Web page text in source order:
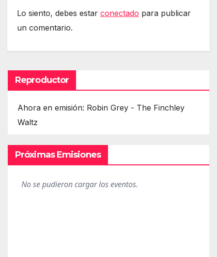
Lo siento, debes estar conectado para publicar
un comentario.
Reproductor
Ahora en emisión: Robin Grey - The Finchley
Waltz
Próximas Emisiones